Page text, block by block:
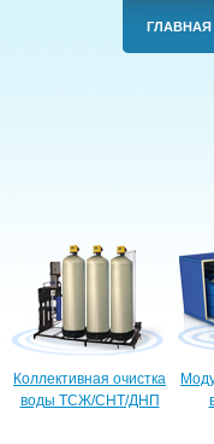
ГЛАВНАЯ
Коллективная очистка
воды ТСЖ/СНТ/ДНП